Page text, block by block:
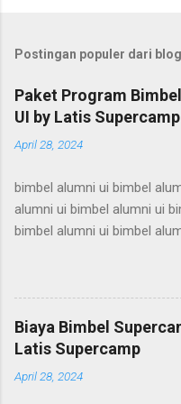
Postingan populer dari
Paket Program
UI by Latis Supercamp
April 28, 2024
bimbel alumni ui bimbel
alumni ui bimbel alumni ui
bimbel alumni ui bimbel
bimbel alumni ui bimbel
alumni ui bimbel alumni ui
bimbel alumni ui bimbel
alumni ui bimbel alumni ui
bimbel alumni ui bimbel
alumni ui bimbel alumni ui
Biaya Bimbel
Latis Supercamp
April 28, 2024